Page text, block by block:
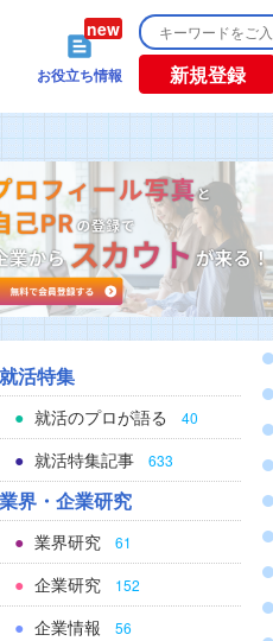
お役立ち情報 新規登録
就活特集
就活のプロが語る 40
就活特集記事 633
業界・企業研究
業界研究 61
企業研究 152
企業情報 56